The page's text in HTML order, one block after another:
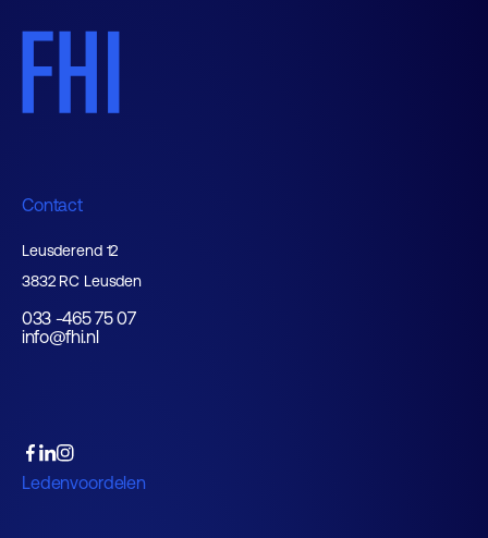
Contact
Leusderend 12
3832 RC Leusden
033 -465 75 07
info@fhi.nl
Ledenvoordelen